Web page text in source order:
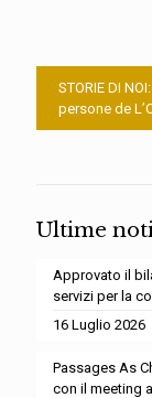
STORIE DI
persone de
Ultime
Approvato il
servizi per la
16 Luglio 2026
Passages As
con il meeting